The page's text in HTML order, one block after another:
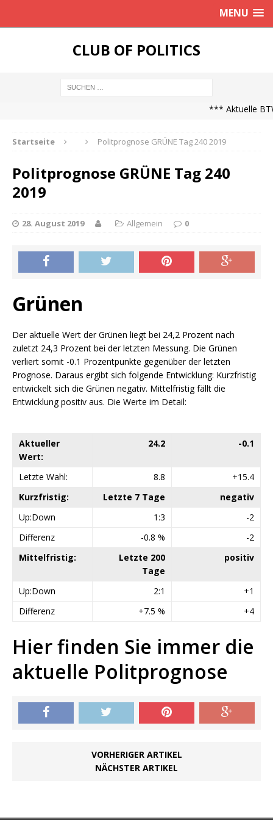
MENU
CLUB OF POLITICS
*** Aktuelle
Startseite Politprognose GRÜNE Tag 240 2019
Politprognose GRÜNE Tag 240
2019
28. August 2019 Allgemein 0
Grünen
Der aktuelle Wert der Grünen liegt bei 24,2 Prozent nach
zuletzt 24,3 Prozent bei der letzten Messung. Die Grünen
verliert somit -0.1 Prozentpunkte gegenüber der letzten
Prognose. Daraus ergibt sich folgende Entwicklung: Kurzfristig
entwickelt sich die Grünen negativ. Mittelfristig fällt die
Entwicklung positiv aus. Die Werte im Detail:
Aktueller
Wert:
24.2 -0.1
Letzte Wahl: 8.8
+15.4
Kurzfristig:
Letzte 7 Tage
negativ
Up:Down
1:3
-2
Differenz
-0.8 %
-2
Mittelfristig:
Letzte 200
Tage
positiv
Up:Down 2:1
+1
Differenz
+7.5 % +4
Hier finden Sie immer die
aktuelle Politprognose
VORHERIGER ARTIKEL
NÄCHSTER ARTIKEL